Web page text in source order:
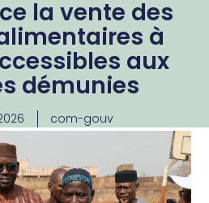
la vente des
à
aux
démunies
com-gouv